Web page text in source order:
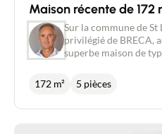
Maison récente de 172
Sur la commune de
privilégié de BRECA,
superbe maison de
implantée sur un
à vis. Très lumineuse,
172 m² 5 pièces